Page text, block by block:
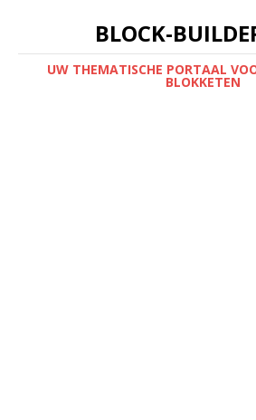
BLOCK-
UW THEMATISCHE PORTAAL
BLOKKETEN